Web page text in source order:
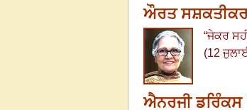
ਔਰਤ
“ਜੇਕਰ
(12
ਐਨਰਜੀ ਡਰਿੰਕਸ